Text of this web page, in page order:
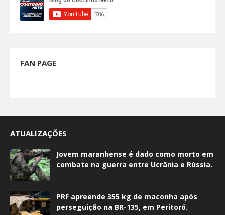
FAN PAGE
ATUALIZAÇÕES
Jovem maranhense é dado como morto em
combate na guerra entre Ucrânia e Rússia.
PRF apreende 355 kg de maconha após
perseguição na BR-135, em Peritoró.